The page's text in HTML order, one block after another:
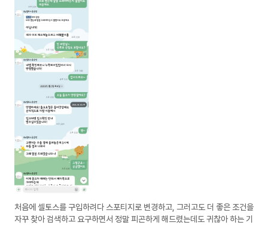
처음에 셀토스를 구입하려다 스포티지로 변경하고, 그러고도 더 좋은 조건을
자꾸 찾아 검색하고 요구하면서 정말 피곤하게 해드렸는데도 귀찮아 하는 기